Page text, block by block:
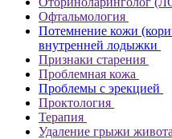
Офтальмология
Потемнение кожи
внутренней лодыжки
Признаки старения
Проблемная кожа
Проблемы с эрекцией
Проктология
Терапия
Удаление грыжи живота